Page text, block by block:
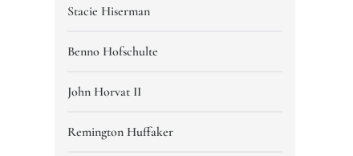
Stacie Hiserman
Benno Hofschulte
John Horvat II
Remington Huffaker